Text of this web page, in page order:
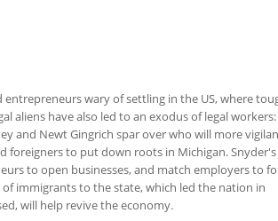
wary of settling in the US, where
aliens have also led to an exodus of legal workers:
and Newt Gingrich spar over who will more
foreigners to put down roots in Michigan. Snyder's
to open businesses, and match employers to
immigrants to the state, which led the nation in
will help revive the economy.